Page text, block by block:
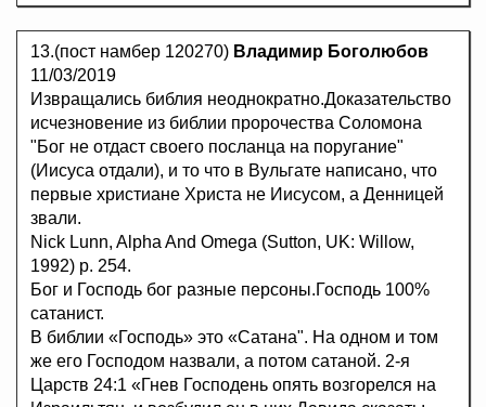
13.(пост намбер 120270) Владимир Боголюбов
11/03/2019
Извращались библия неоднократно.Доказательство
исчезновение из библии пророчества Соломона
"Бог не отдаст своего посланца на поругание"
(Иисуса отдали), и то что в Вульгате написано, что
первые христиане Христа не Иисусом, а Денницей
звали.
Nick Lunn, Alpha And Omega (Sutton, UK: Willow,
1992) p. 254.
Бог и Господь бог разные персоны.Господь 100%
сатанист.
В библии «Господь» это «Сатана". На одном и том
же его Господом назвали, а потом сатаной. 2-я
Царств 24:1 «Гнев Господень опять возгорелся на